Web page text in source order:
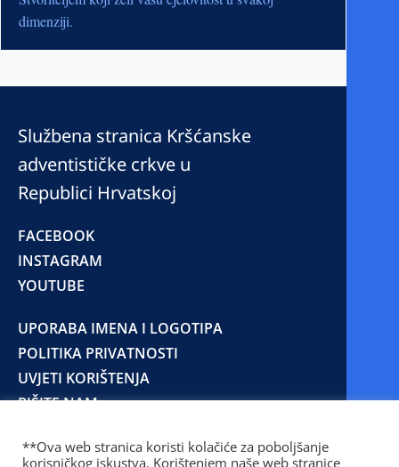
dimenziji.
Službena stranica Kršćanske
adventističke crkve u
Republici Hrvatskoj
FACEBOOK
INSTAGRAM
YOUTUBE
UPORABA IMENA I LOGOTIPA
POLITIKA PRIVATNOSTI
UVJETI KORIŠTENJA
PIŠITE NAM
**Ova web stranica koristi kolačiće za poboljšanje
korisničkog iskustva. Korištenjem naše web stranice